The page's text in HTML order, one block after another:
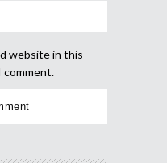
website in this